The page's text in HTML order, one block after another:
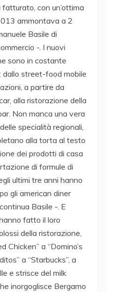
con un’ottima
ammontava a 2
Basile di
-. I nuovi
sono in costante
street-food mobile
a partire da
alla ristorazione della
Non manca una vera
specialità regionali,
alla torta al testo
dei prodotti di casa
di formule di
ultimi tre anni hanno
gli american diner
Basile -. E
fatto il loro
della ristorazione,
Chicken” a “Domino’s
a “Starbucks”, a
e strisce del milk
inorgoglisce Bergamo